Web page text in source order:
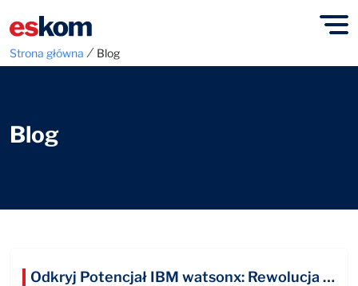
Strona główna ⁄ Blog
Blog
Odkryj Potencjał IBM watsonx: Rewolucja w Generatywnej AI dla Twojego Biznesu